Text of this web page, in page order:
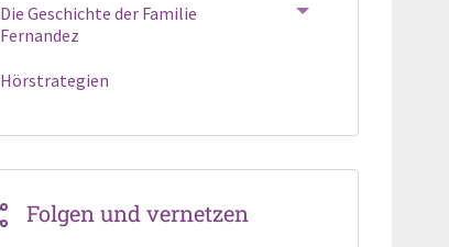
Die Geschichte der Familie
Fernandez
TOGGLE MENU
Hörstrategien
Folgen und vernetzen